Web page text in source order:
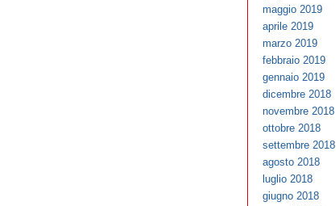
maggio 2019
aprile 2019
marzo 2019
febbraio 2019
gennaio 2019
dicembre 2018
novembre 2018
ottobre 2018
settembre 2018
agosto 2018
luglio 2018
giugno 2018